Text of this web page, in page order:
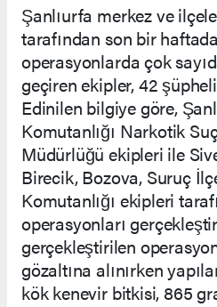
Şanlıurfa merkez ve
tarafından son bir
operasyonlarda çok
geçiren ekipler, 42
Edinilen bilgiye göre,
Komutanlığı Narkotik
Müdürlüğü ekipleri ile
Birecik, Bozova, Suruç
Komutanlığı ekipleri
operasyonları
gerçekleştirilen
gözaltına alınırken
kök kenevir bitkisi, 865